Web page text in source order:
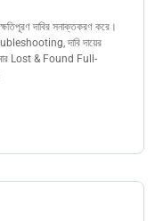
দাবির সনাক্তকরণ করে।
দাবি দায়ের
Lost & Found Full-